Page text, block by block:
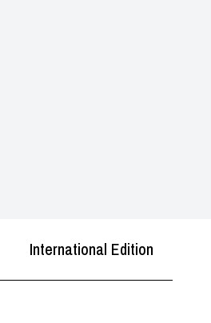
International Edition